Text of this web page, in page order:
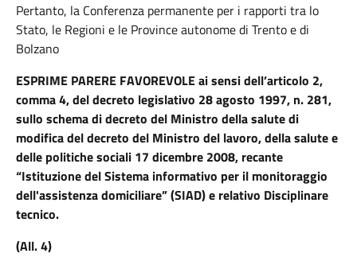
Pertanto, la Conferenza permanente per i rapporti tra lo
Stato, le Regioni e le Province autonome di Trento e di
Bolzano
ESPRIME PARERE FAVOREVOLEai sensi dell’articolo 2,
comma 4, del decreto legislativo 28 agosto 1997, n. 281,
sullo schema di decreto del Ministro della salute di
modifica del decreto del Ministro del lavoro, della salute e
delle politiche sociali 17 dicembre 2008, recante
“Istituzione del Sistema informativo per il monitoraggio
dell'assistenza domiciliare” (SIAD) e relativo Disciplinare
tecnico.
(All. 4)